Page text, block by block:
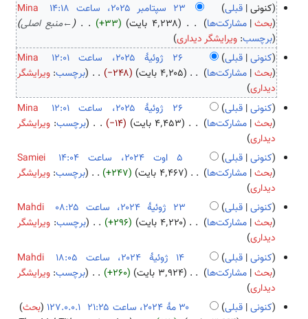
س
م
۲
۵
کنونی قبلی
Mina
بحث مشارکت‌ها ۴٬۲۳۸ بایت +۳۳ ←منبع اصلی
برچسب:ویرایشگر دیداری
هٔ
۲
کنونی قبلی
Mina
بحث مشارکت‌ها ۴٬۲۰۵ بایت
−۲۴۸
ب
د
و
ن
ل
ا
ص
ۀ
و
ی
ر
ا
ی
ش
برچسب: ویرایشگر
دیداری
کنونی قبلی
Mina
بحث مشارکت‌ها ۴٬۴۵۳ بایت
−۱۴
ب
د
و
ن
خ
ل
ا
ص
ۀ
و
ی
ر
برچسب: ویرایشگر
دیداری
۲
کنونی قبلی
Samiei
بحث مشارکت‌ها ۴٬۴۶۷ بایت
+۲۴۷
ب
د
و
ن
ل
ا
ص
ۀ
برچسب: ویرایشگر
دیداری
کنونی قبلی
Mahdi
بحث مشارکت‌ها ۴٬۲۲۰ بایت
+۲۹۶
ب
د
و
ن
ل
برچسب: ویرایشگر
دیداری
کنونی قبلی
Mahdi
بحث مشارکت‌ها ۳٬۹۲۴ بایت
+۲۶۰
ب
د
برچسب: ویرایشگر
دیداری
کنونی قبلی 127.0.0.1 بحث